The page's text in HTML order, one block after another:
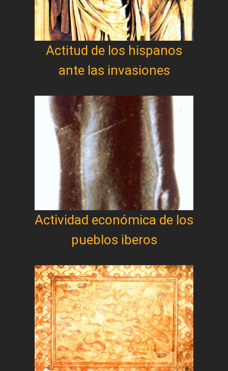
Actitud de los hispanos
ante las invasiones
Actividad económica de los
pueblos iberos